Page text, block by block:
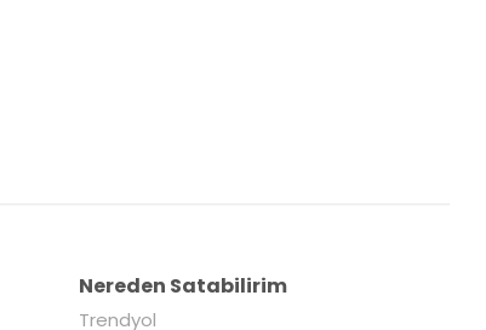
Nereden Satabilirim
Trendyol